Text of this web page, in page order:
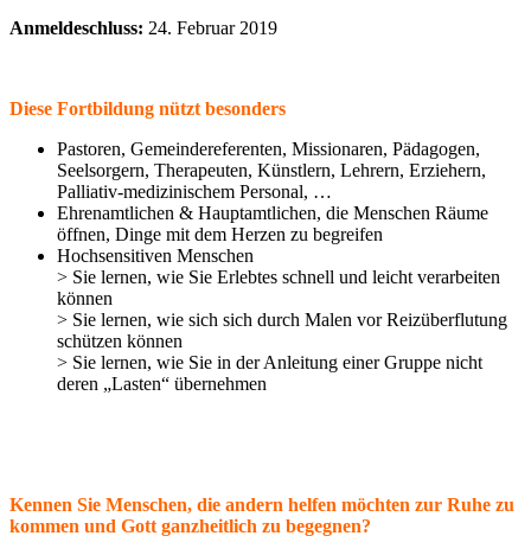
Anmeldeschluss: 24. Februar 2019
Diese Fortbildung nützt besonders
Pastoren, Gemeindereferenten, Missionaren, Pädagogen,
Seelsorgern, Therapeuten, Künstlern, Lehrern, Erziehern,
Palliativ-medizinischem Personal, …
Ehrenamtlichen & Hauptamtlichen, die Menschen Räume
öffnen, Dinge mit dem Herzen zu begreifen
Hochsensitiven Menschen
> Sie lernen, wie Sie Erlebtes schnell und leicht verarbeiten
können
> Sie lernen, wie sich sich durch Malen vor Reizüberflutung
schützen können
> Sie lernen, wie Sie in der Anleitung einer Gruppe nicht
deren „Lasten“ übernehmen
Kennen Sie Menschen, die andern helfen möchten zur Ruhe zu
kommen und Gott ganzheitlich zu begegnen?